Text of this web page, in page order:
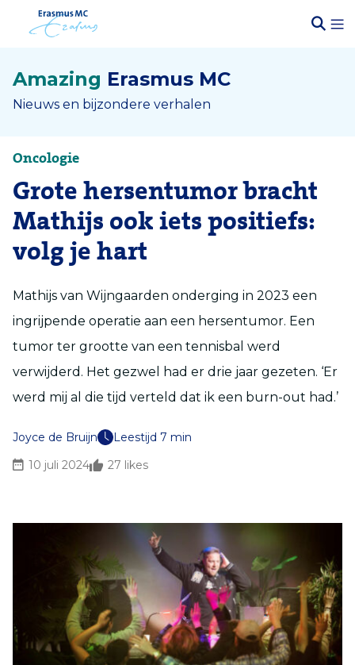
Amazing Erasmus MC
Nieuws en bijzondere verhalen
Oncologie
Grote hersentumor bracht
Mathijs ook iets positiefs:
volg je hart
Mathijs van Wijngaarden onderging in 2023 een
ingrijpende operatie aan een hersentumor. Een
tumor ter grootte van een tennisbal werd
verwijderd. Het gezwel had er drie jaar gezeten. ‘Er
werd mij al die tijd verteld dat ik een burn-out had.’
Joyce de Bruijn
Leestijd 7 min
10 juli 2024
27 likes